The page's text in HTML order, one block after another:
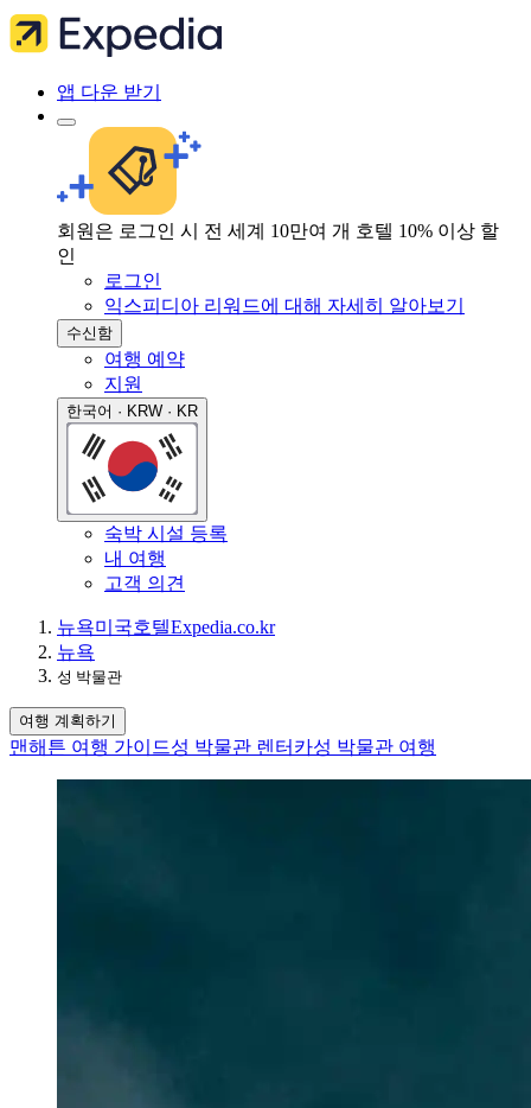
앱 다운 받기
회원은 로그인 시 전 세계 10만여 개 호텔 10% 이상 할
인
로그인
익스피디아 리워드에 대해 자세히 알아보기
수신함
여행 예약
지원
한국어 · KRW · KR
숙박 시설 등록
내 여행
고객 의견
뉴욕미국호텔Expedia.co.kr
뉴욕
성 박물관
여행 계획하기
맨해튼 여행 가이드성 박물관 렌터카성 박물관 여행